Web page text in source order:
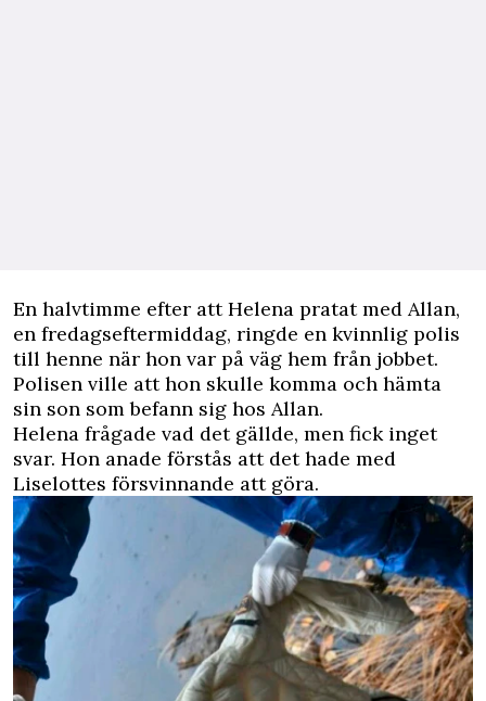
En halvtimme efter att Helena pratat med Allan,
en fredagseftermiddag, ringde en kvinnlig polis
till henne när hon var på väg hem från jobbet.
Polisen ville att hon skulle komma och hämta
sin son som befann sig hos Allan.
Helena frågade vad det gällde, men fick inget
svar. Hon anade förstås att det hade med
Liselottes försvinnande att göra.